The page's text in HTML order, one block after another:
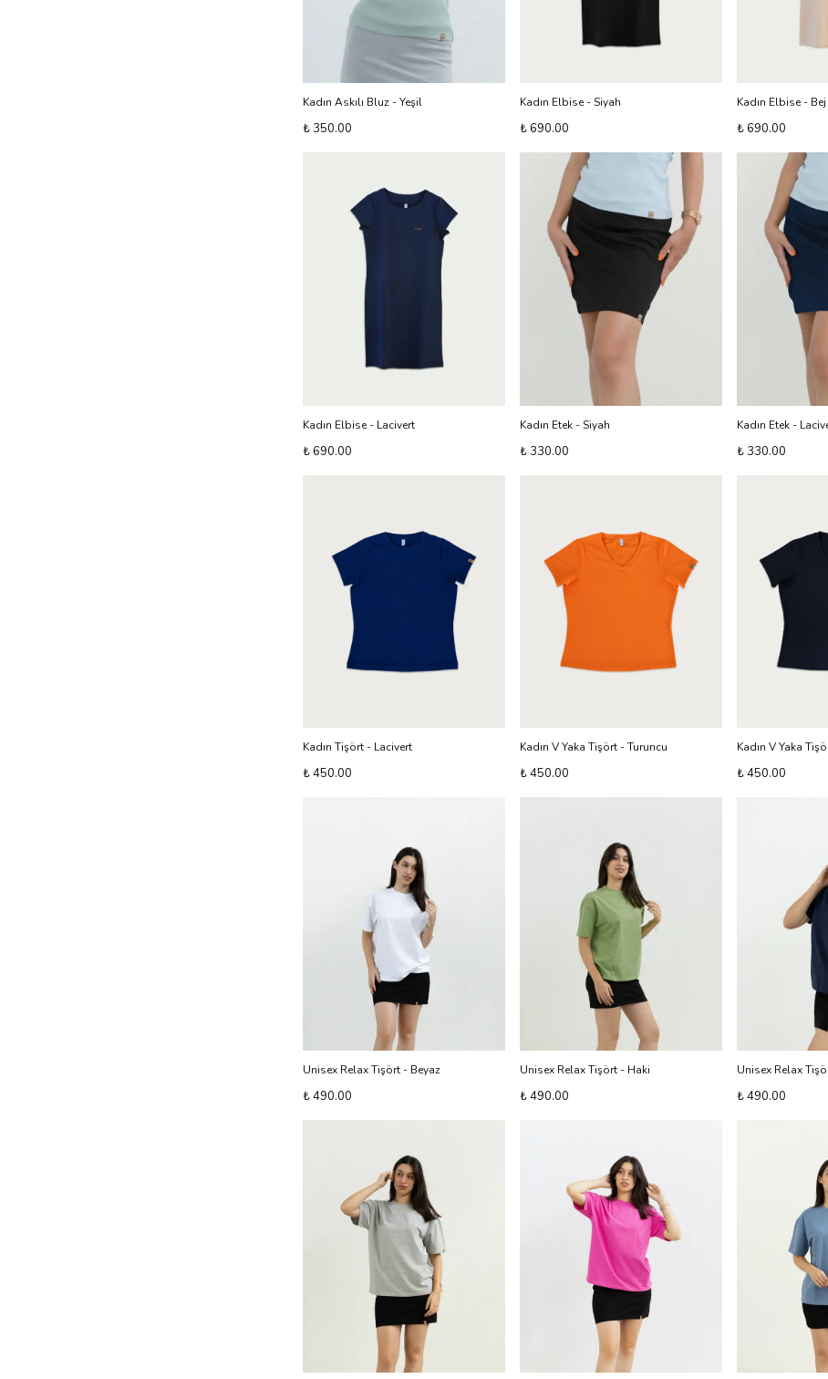
Kadın Askılı Bluz - Yeşil
₺ 350.00
Kadın Elbise - Siyah
₺ 690.00
Kadın Elbise - Bej
₺ 690.00
Kadın Elbise - Lacivert
₺ 690.00
Kadın Etek - Siyah
₺ 330.00
Kadın Etek -
₺ 330.00
Kadın Tişört - Lacivert
₺ 450.00
Kadın V Yaka Tişört - Turuncu
₺ 450.00
Kadın V Yaka
₺ 450.00
Unisex Relax Tişört - Beyaz
₺ 490.00
Unisex Relax Tişört - Haki
₺ 490.00
Unisex Relax
₺ 490.00